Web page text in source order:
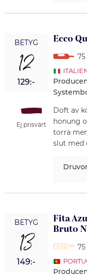
BETYG
12
129:-
Ej prisvärt
Ecco
Doft av
honung
torra
slut med
BETYG
13
149:-
Fita
Bruto